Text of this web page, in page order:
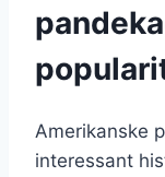
Amerikanske
interessant